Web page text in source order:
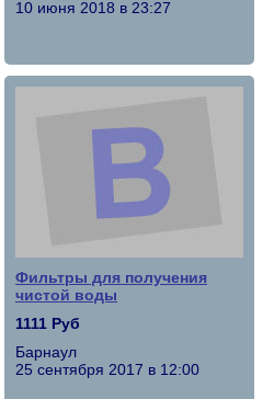
10 июня 2018 в 23:27
Фильтры для получения
чистой воды
1111 Руб
Барнаул
25 сентября 2017 в 12:00